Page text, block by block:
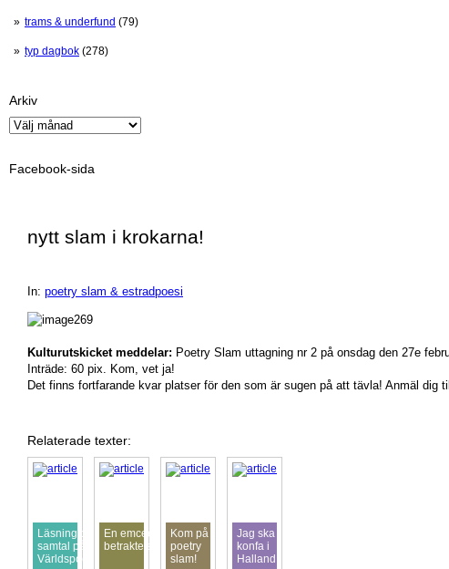
trams & underfund (79)
typ dagbok (278)
Arkiv
Arkiv
Facebook-sida
nytt slam i krokarna!
In: poetry slam & estradpoesi
Kulturutskicket meddelar: Poetry Slam uttagning nr 2 på onsdag den 27e
Inträde: 60 pix. Kom, vet ja!
Det finns fortfarande kvar platser för den som är sugen på att tävla! Anmäl dig
Relaterade texter:
Läsning och
samtal på
Världspoesidagen
En emcees
betraktelser
Kom på
poetry
slam!
Jag ska
konfa i
Halland!